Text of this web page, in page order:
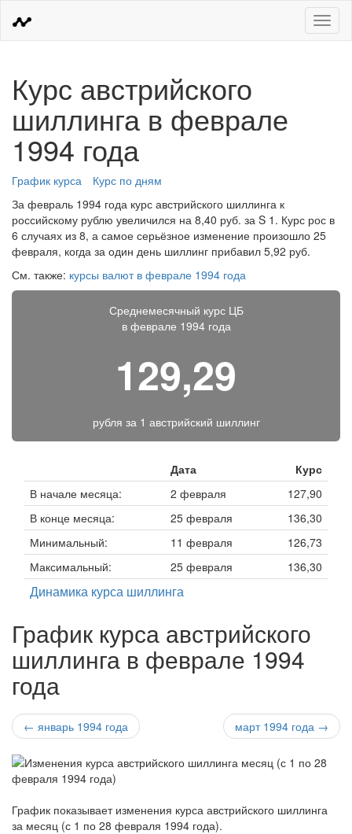
Меню
Курс австрийского
шиллинга в феврале
1994 года
График курса
Курс по дням
За февраль 1994 года курс австрийского шиллинга к
российскому рублю увеличился на 8,40 руб. за S 1. Курс рос в
6 случаях из 8, а самое серьёзное изменение произошло 25
февраля, когда за один день шиллинг прибавил 5,92 руб.
См. также: курсы валют в феврале 1994 года
Среднемесячный курс ЦБ
в феврале 1994 года
129,29
рубля за 1 австрийский шиллинг
Дата
Курс
В начале месяца:
2 февраля
127,90
В конце месяца:
25 февраля
136,30
Минимальный:
11 февраля
126,73
Максимальный:
25 февраля 136,30
Динамика курса шиллинга
График курса австрийского
шиллинга в феврале 1994
года
← январь 1994 года март 1994 года →
График показывает изменения курса австрийского шиллинга
за месяц (с 1 по 28 февраля 1994 года).